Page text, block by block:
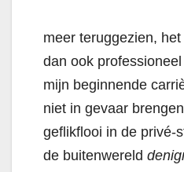
meer teruggezien,
dan ook
mijn beginnende
niet in gevaar
geflikflooi in de privé-
de buitenwereld